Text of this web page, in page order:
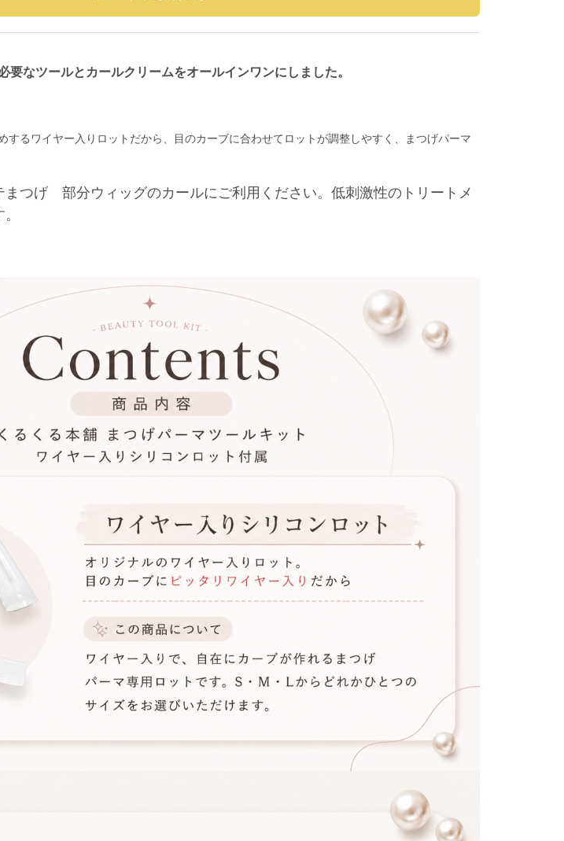
要なツールとカールクリームをオールインワンにしました。
するワイヤー入りロットだから、目のカーブに合わせてロットが調整しやすく、まつげパーマ
つげ 部分ウィッグのカールにご利用ください。低刺激性のトリートメ